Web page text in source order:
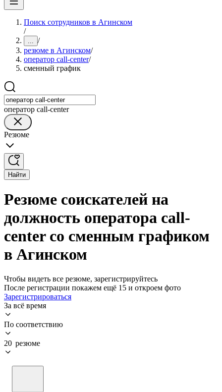
Поиск сотрудников в Агинском
/
... /
резюме в Агинском/
оператор call-center/
сменный график
оператор call-center
Резюме
Найти
Резюме соискателей на
должность оператора call-
center со сменным графиком
в Агинском
Чтобы видеть все резюме, зарегистрируйтесь
После регистрации покажем ещё 15 и откроем фото
Зарегистрироваться
За всё время
По соответствию
20 резюме